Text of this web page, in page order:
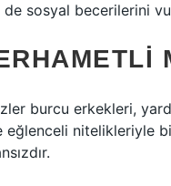
de sosyal becerilerini
burcu erkekleri,
nitelikleriyle